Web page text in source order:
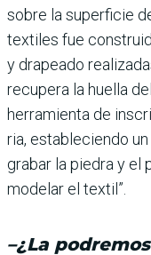
sobre la superficie
textiles fue
y drapeado
recupera la huella
herramienta de
ria, estableciendo
gra­bar la piedra y el
modelar el textil”.
–¿La